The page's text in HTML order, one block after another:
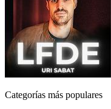
Categorías más populares